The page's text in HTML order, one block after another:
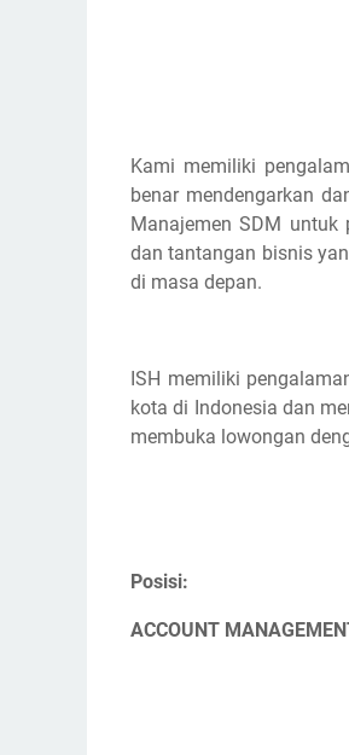
Kami memiliki
benar mendengarkan
Manajemen SDM untuk
dan tantangan bisnis
di masa depan.
ISH memiliki
kota di Indonesia dan
membuka lowongan
Posisi:
ACCOUNT